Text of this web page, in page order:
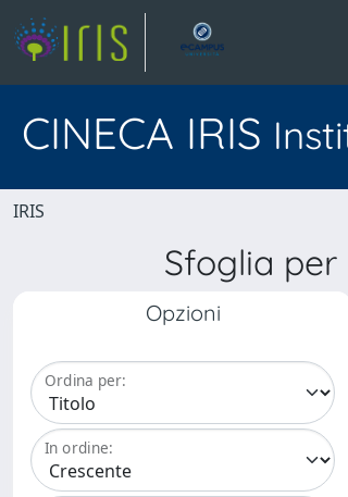
CINECA IRIS
IRIS
Sfoglia per
Opzioni
Ordina per:
In ordine: